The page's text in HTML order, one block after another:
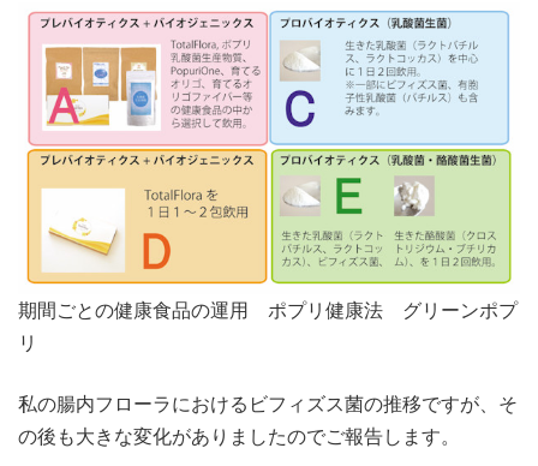
期間ごとの健康食品の運用 ポプリ健康法 グリーンポプ
リ
私の腸内フローラにおけるビフィズス菌の推移ですが、そ
の後も大きな変化がありましたのでご報告します。